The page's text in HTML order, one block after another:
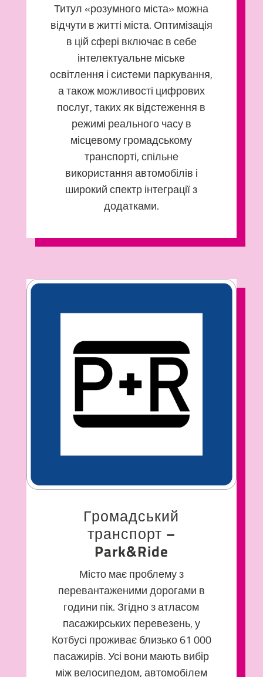
Титул «розумного міста» можна
відчути в житті міста. Оптимізація
в цій сфері включає в себе
інтелектуальне міське
освітлення і системи паркування,
а також можливості цифрових
послуг, таких як відстеження в
режимі реального часу в
місцевому громадському
транспорті, спільне
використання автомобілів і
широкий спектр інтеграції з
додатками.
Громадський
транспорт –
Park&Ride
Місто має проблему з
перевантаженими дорогами в
години пік. Згідно з атласом
пасажирських перевезень, у
Котбусі проживає близько 61 000
пасажирів. Усі вони мають вибір
між велосипедом, автомобілем